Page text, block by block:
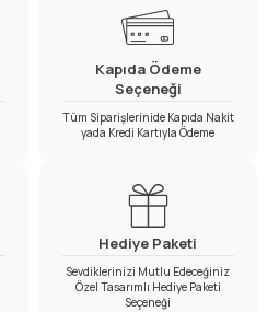
Kapıda Ödeme
Seçeneği
Tüm Siparişlerinide Kapıda Nakit
yada Kredi Kartıyla Ödeme
Hediye Paketi
Sevdiklerinizi Mutlu Edeceğiniz
Özel Tasarımlı Hediye Paketi
Seçeneği